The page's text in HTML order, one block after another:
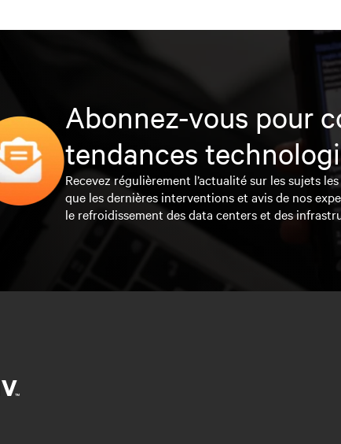
Abonnez-vous pour
tendances
Recevez régulièrement l’actualité sur les sujets
que les dernières interventions et avis de nos
le refroidissement des data centers et des